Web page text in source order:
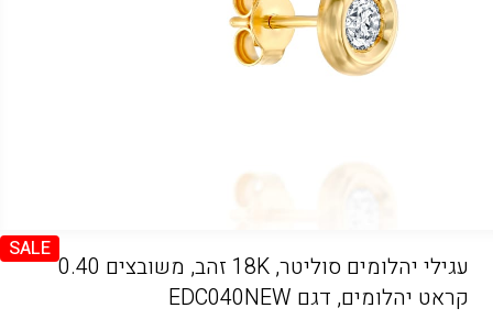
SALE
עגילי יהלומים סוליטר, 18K זהב, משובצים 0.40
קראט יהלומים, דגם EDC040NEW